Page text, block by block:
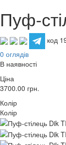
Пуф-
код
0 оглядів
В наявності
Ціна
3700.00 грн.
Колір
Колір